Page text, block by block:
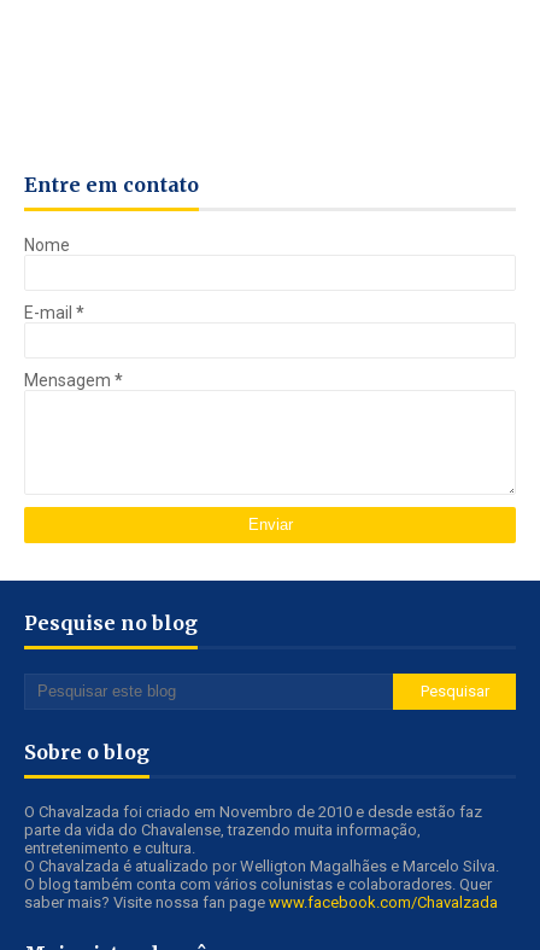
Entre em contato
Nome
E-mail *
Mensagem *
Pesquise no blog
Sobre o blog
O Chavalzada foi criado em Novembro de 2010 e desde estão faz
parte da vida do Chavalense, trazendo muita informação,
entretenimento e cultura.
O Chavalzada é atualizado por Welligton Magalhães e Marcelo Silva.
O blog também conta com vários colunistas e colaboradores. Quer
saber mais? Visite nossa fan page www.facebook.com/Chavalzada